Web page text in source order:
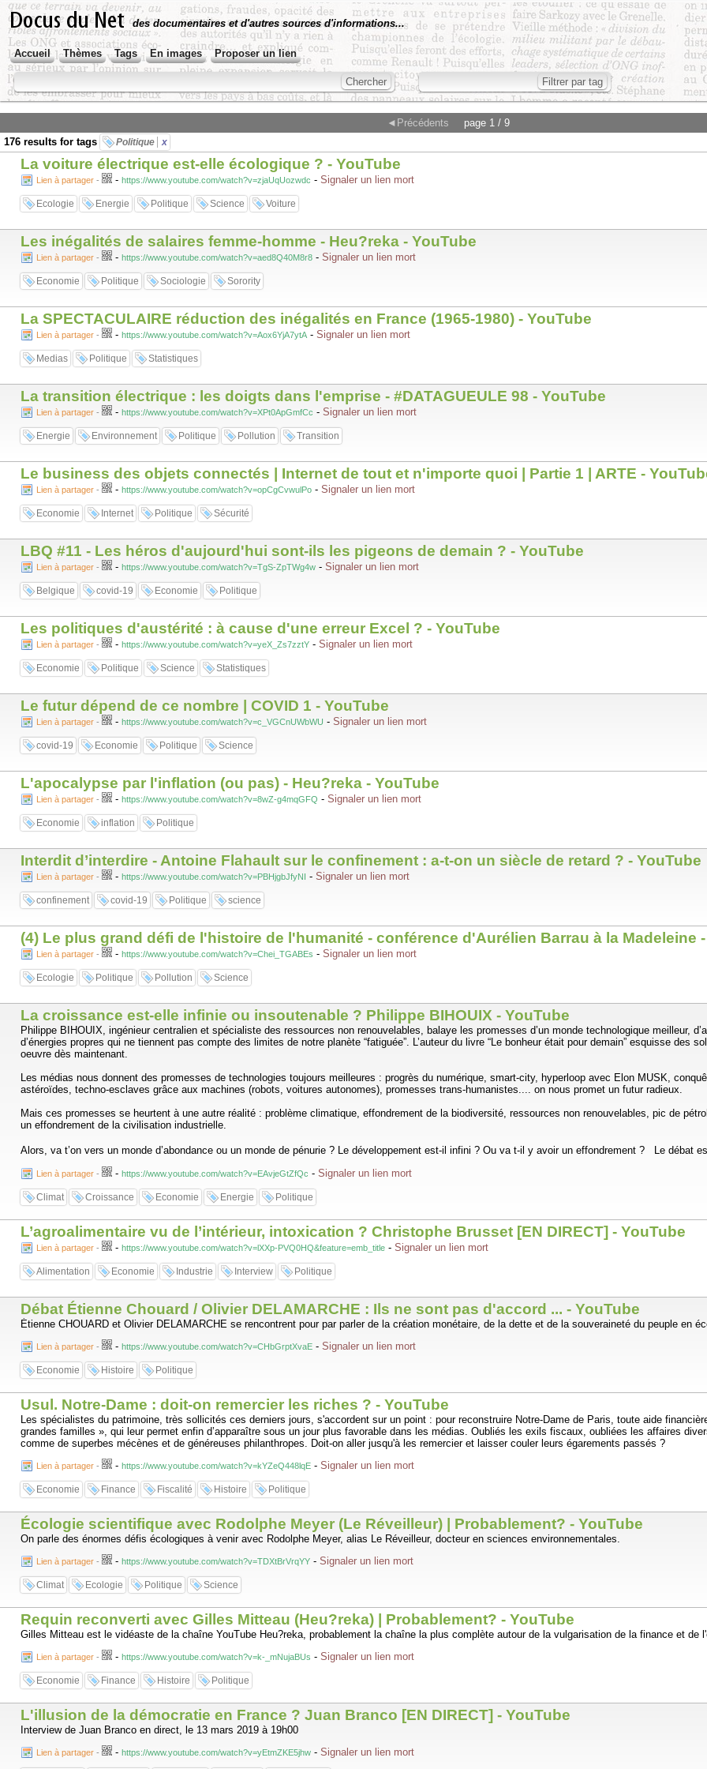
des documentaires et d'autres sources d'informations...
Accueil Thèmes Tags En images Proposer un lien
◄Précédents
page 1 / 9
176 results for tags
Politique x
La voiture électrique est-elle écologique ? - YouTube
Lien à partager - - https://www.youtube.com/watch?v=zjaUqUozwdc - Signaler un lien mort
Ecologie Energie Politique Science Voiture
Les inégalités de salaires femme-homme - Heu?reka - YouTube
Lien à partager - - https://www.youtube.com/watch?v=aed8Q40M8r8 - Signaler un lien mort
Economie Politique Sociologie Sorority
La SPECTACULAIRE réduction des inégalités en France (1965-1980) - YouTube
Lien à partager - - https://www.youtube.com/watch?v=Aox6YjA7ytA - Signaler un lien mort
Medias Politique Statistiques
La transition électrique : les doigts dans l'emprise - #DATAGUEULE 98 - YouTube
Lien à partager - - https://www.youtube.com/watch?v=XPt0ApGmfCc - Signaler un lien mort
Energie Environnement Politique Pollution Transition
Le business des objets connectés | Internet de tout et n'importe quoi | Partie 1 | ARTE -
Lien à partager - - https://www.youtube.com/watch?v=opCgCvwulPo - Signaler un lien mort
Economie Internet Politique Sécurité
LBQ #11 - Les héros d'aujourd'hui sont-ils les pigeons de demain ? - YouTube
Lien à partager - - https://www.youtube.com/watch?v=TgS-ZpTWg4w - Signaler un lien mort
Belgique covid-19 Economie Politique
Les politiques d'austérité : à cause d'une erreur Excel ? - YouTube
Lien à partager - - https://www.youtube.com/watch?v=yeX_Zs7zztY - Signaler un lien mort
Economie Politique Science Statistiques
Le futur dépend de ce nombre | COVID 1 - YouTube
Lien à partager - - https://www.youtube.com/watch?v=c_VGCnUWbWU - Signaler un lien mort
covid-19 Economie Politique Science
L'apocalypse par l'inflation (ou pas) - Heu?reka - YouTube
Lien à partager - - https://www.youtube.com/watch?v=8wZ-g4mqGFQ - Signaler un lien mort
Economie inflation Politique
Interdit d’interdire - Antoine Flahault sur le confinement : a-t-on un siècle de retard ? - YouTube
Lien à partager - - https://www.youtube.com/watch?v=PBHjgbJfyNI - Signaler un lien mort
confinement covid-19 Politique science
(4) Le plus grand défi de l'histoire de l'humanité - conférence d'Aurélien Barrau à la Madeleine
Lien à partager - - https://www.youtube.com/watch?v=Chei_TGABEs - Signaler un lien mort
Ecologie Politique Pollution Science
La croissance est-elle infinie ou insoutenable ? Philippe BIHOUIX - YouTube
Philippe BIHOUIX, ingénieur centralien et spécialiste des ressources non renouvelables, balaye les promesses d’un monde technologique meilleur,
d’énergies propres qui ne tiennent pas compte des limites de notre planète “fatiguée”. L’auteur du livre “Le bonheur était pour demain” esquisse des
oeuvre dès maintenant.
Les médias nous donnent des promesses de technologies toujours meilleures : progrès du numérique, smart-city, hyperloop avec Elon MUSK,
astéroïdes, techno-esclaves grâce aux machines (robots, voitures autonomes), promesses trans-humanistes.... on nous promet un futur radieux.
Mais ces promesses se heurtent à une autre réalité : problème climatique, effondrement de la biodiversité, ressources non renouvelables, pic de
un effondrement de la civilisation industrielle.
Alors, va t’on vers un monde d’abondance ou un monde de pénurie ? Le développement est-il infini ? Ou va t-il y avoir un effondrement ? Le débat
Lien à partager - - https://www.youtube.com/watch?v=EAvjeGtZfQc - Signaler un lien mort
Climat Croissance Economie Energie Politique
L’agroalimentaire vu de l’intérieur, intoxication ? Christophe Brusset [EN DIRECT] - YouTube
Lien à partager - - https://www.youtube.com/watch?v=lXXp-PVQ0HQ&feature=emb_title - Signaler un lien mort
Alimentation Economie Industrie Interview Politique
Débat Étienne Chouard / Olivier DELAMARCHE : Ils ne sont pas d'accord ... - YouTube
Étienne CHOUARD et Olivier DELAMARCHE se rencontrent pour par parler de la création monétaire, de la dette et de la souveraineté du peuple en
Lien à partager - - https://www.youtube.com/watch?v=CHbGrptXvaE - Signaler un lien mort
Economie Histoire Politique
Usul. Notre-Dame : doit-on remercier les riches ? - YouTube
Les spécialistes du patrimoine, très sollicités ces derniers jours, s'accordent sur un point : pour reconstruire Notre-Dame de Paris, toute aide
grandes familles », qui leur permet enfin d’apparaître sous un jour plus favorable dans les médias. Oubliés les exils fiscaux, oubliées les affaires
comme de superbes mécènes et de généreuses philanthropes. Doit-on aller jusqu'à les remercier et laisser couler leurs égarements passés ?
Lien à partager - - https://www.youtube.com/watch?v=kYZeQ448lqE - Signaler un lien mort
Economie Finance Fiscalité Histoire Politique
Écologie scientifique avec Rodolphe Meyer (Le Réveilleur) | Probablement? - YouTube
On parle des énormes défis écologiques à venir avec Rodolphe Meyer, alias Le Réveilleur, docteur en sciences environnementales.
Lien à partager - - https://www.youtube.com/watch?v=TDXtBrVrqYY - Signaler un lien mort
Climat Ecologie Politique Science
Requin reconverti avec Gilles Mitteau (Heu?reka) | Probablement? - YouTube
Gilles Mitteau est le vidéaste de la chaîne YouTube Heu?reka, probablement la chaîne la plus complète autour de la vulgarisation de la finance et de
Lien à partager - - https://www.youtube.com/watch?v=k-_mNujaBUs - Signaler un lien mort
Economie Finance Histoire Politique
L'illusion de la démocratie en France ? Juan Branco [EN DIRECT] - YouTube
Interview de Juan Branco en direct, le 13 mars 2019 à 19h00
Lien à partager - - https://www.youtube.com/watch?v=yEtmZKE5jhw - Signaler un lien mort